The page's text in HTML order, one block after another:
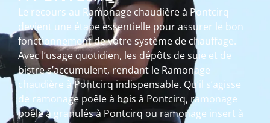
Le recours au Ramonage chaudière à Pontcirq
devient une étape essentielle pour assurer le bon
fonctionnement de votre système de chauffage.
Avec l’usage quotidien, les dépôts de suie et de
bistre s’accumulent, rendant le Ramonage
chaudière à Pontcirq indispensable. Qu’il s’agisse
de ramonage poêle à bois à Pontcirq, ramonage
poêle à granulés à Pontcirq ou ramonage insert à